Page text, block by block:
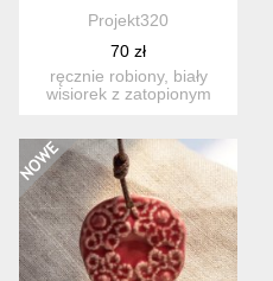
Projekt320
70 zł
ręcznie robiony, biały
wisiorek z zatopionym